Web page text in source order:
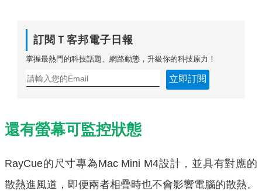
訂閱Ｔ客邦電子日報
掌握最熱門的科技話題、網路動態，升級你的科技原力！
立即訂閱
還有螢幕可監控狀態
RayCue的尺寸專為Mac Mini M4設計，並具有對應的
散熱進風道，即便兩者相疊時也不會影響電腦的散熱。